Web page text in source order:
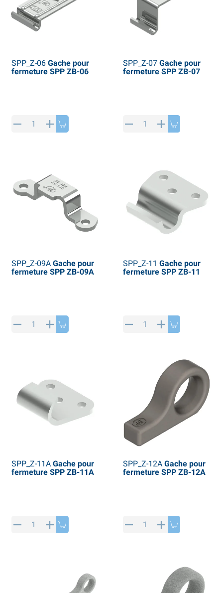
SPP_Z-06Gache pour
fermeture SPP ZB-06
SPP_Z-07Gache pour
fermeture SPP ZB-07
SPP_Z-09AGache pour
fermeture SPP ZB-09A
SPP_Z-11 Gache pour
fermeture SPP ZB-11
SPP_Z-11AGache pour
fermeture SPP ZB-11A
SPP_Z-12AGache pour
fermeture SPP ZB-12A